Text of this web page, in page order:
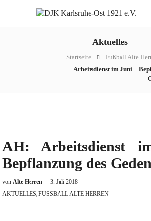
Aktuelles
Startseite Fußball Alte
Arbeitsdienst im Juni –
AH: Arbeitsdienst
Bepflanzung des
von Alte Herren
3. Juli 2018
AKTUELLES, FUSSBALL ALTE HERREN